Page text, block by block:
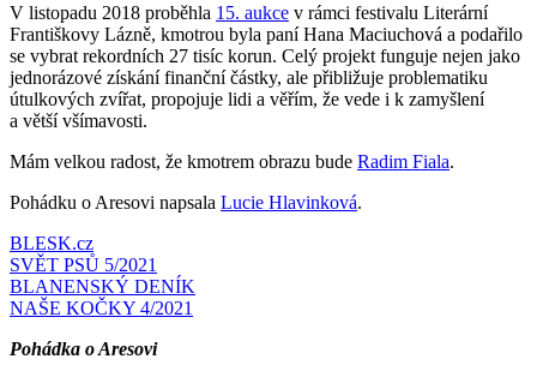
V listopadu 2018 proběhla 15. aukce v rámci festivalu Literární
Františkovy Lázně, kmotrou byla paní Hana Maciuchová a podařilo
se vybrat rekordních 27 tisíc korun. Celý projekt funguje nejen jako
jednorázové získání finanční částky, ale přibližuje problematiku
útulkových zvířat, propojuje lidi a věřím, že vede i k zamyšlení
a větší všímavosti.
Mám velkou radost, že kmotrem obrazu bude Radim Fiala.
Pohádku o Aresovi napsala Lucie Hlavinková.
BLESK.cz
SVĚT PSŮ 5/2021
BLANENSKÝ DENÍK
NAŠE KOČKY 4/2021
Pohádka o Aresovi